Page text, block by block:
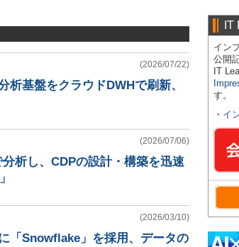
(2026/07/22)
析基盤をクラウドDWHで刷新、
(2026/07/06)
析し、CDPの設計・構築を迅速
(2026/03/10)
「Snowflake」を採用、データの
IT
イン
公開
IT
す。
・ イ